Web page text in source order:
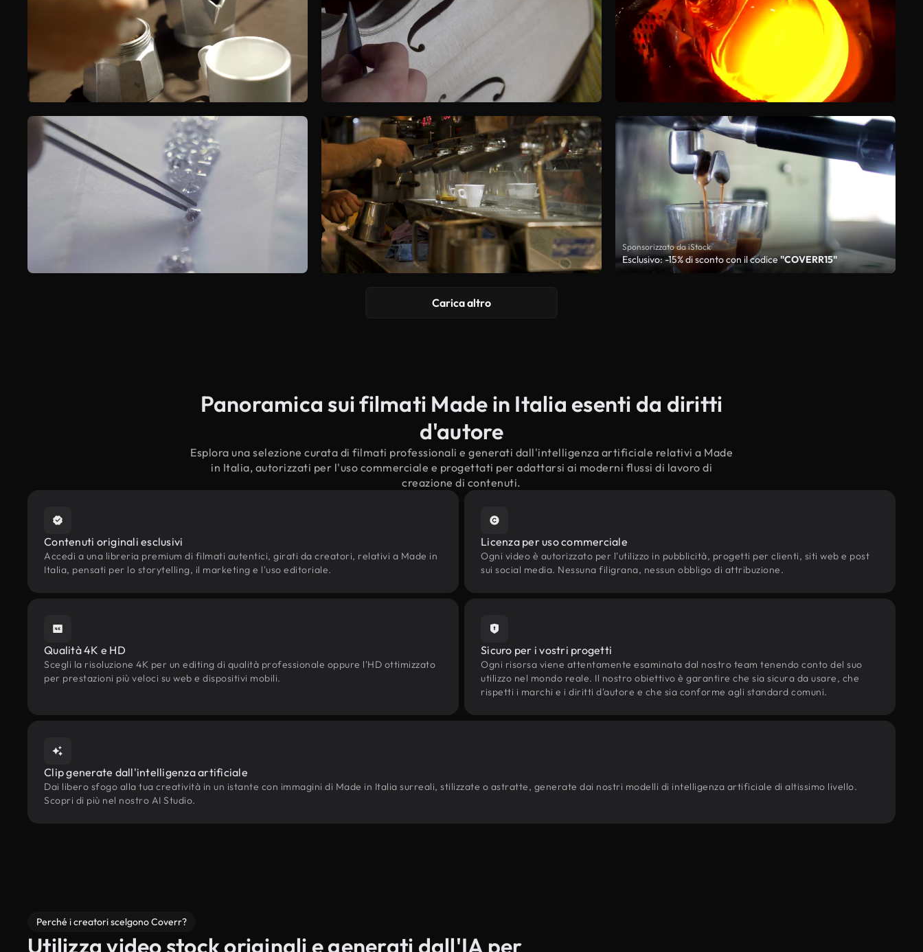
Sponsorizzato da iStock
Esclusivo: -15% di sconto con il codice"COVERR15"
Carica altro
Panoramica sui filmati Made in Italia esenti da diritti
d'autore
Esplora una selezione curata di filmati professionali e generati dall'intelligenza artificiale relativi a Made
in Italia, autorizzati per l'uso commerciale e progettati per adattarsi ai moderni flussi di lavoro di
creazione di contenuti.
Contenuti originali esclusivi
Accedi a una libreria premium di filmati autentici, girati da creatori, relativi a Made in
Italia, pensati per lo storytelling, il marketing e l'uso editoriale.
Licenza per uso commerciale
Ogni video è autorizzato per l'utilizzo in pubblicità, progetti per clienti, siti web e post
sui social media. Nessuna filigrana, nessun obbligo di attribuzione.
Qualità 4K e HD
Scegli la risoluzione 4K per un editing di qualità professionale oppure l'HD ottimizzato
per prestazioni più veloci su web e dispositivi mobili.
Sicuro per i vostri progetti
Ogni risorsa viene attentamente esaminata dal nostro team tenendo conto del suo
utilizzo nel mondo reale. Il nostro obiettivo è garantire che sia sicura da usare, che
rispetti i marchi e i diritti d'autore e che sia conforme agli standard comuni.
Clip generate dall'intelligenza artificiale
Dai libero sfogo alla tua creatività in un istante con immagini di Made in Italia surreali, stilizzate o astratte, generate dai nostri modelli di intelligenza artificiale di altissimo livello.
Scopri di più nel nostro AI Studio.
Perché i creatori scelgono Coverr?
Utilizza video stock originali e generati dall'IA per